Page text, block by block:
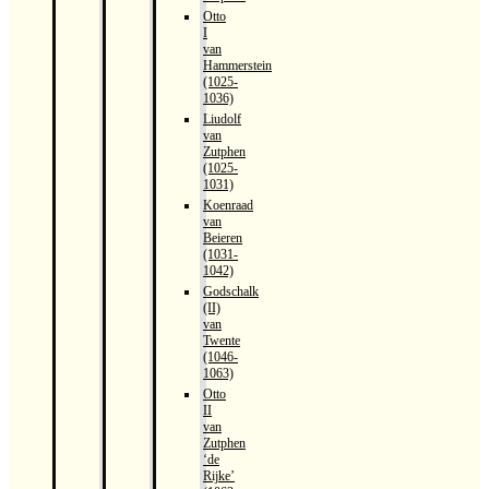
Otto
I
van
Hammerstein
(1025-
1036)
Liudolf
van
Zutphen
(1025-
1031)
Koenraad
van
Beieren
(1031-
1042)
Godschalk
(II)
van
Twente
(1046-
1063)
Otto
II
van
Zutphen
‘de
Rijke’